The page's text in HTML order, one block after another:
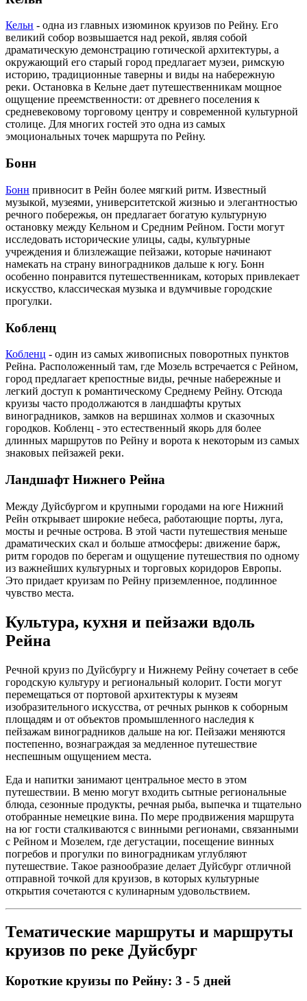
Кельн - одна из главных изюминок круизов по Рейну. Его
великий собор возвышается над рекой, являя собой
драматическую демонстрацию готической архитектуры, а
окружающий его старый город предлагает музеи, римскую
историю, традиционные таверны и виды на набережную
реки. Остановка в Кельне дает путешественникам мощное
ощущение преемственности: от древнего поселения к
средневековому торговому центру и современной культурной
столице. Для многих гостей это одна из самых
эмоциональных точек маршрута по Рейну.
Бонн
Бонн привносит в Рейн более мягкий ритм. Известный
музыкой, музеями, университетской жизнью и элегантностью
речного побережья, он предлагает богатую культурную
остановку между Кельном и Средним Рейном. Гости могут
исследовать исторические улицы, сады, культурные
учреждения и близлежащие пейзажи, которые начинают
намекать на страну виноградников дальше к югу. Бонн
особенно понравится путешественникам, которых привлекает
искусство, классическая музыка и вдумчивые городские
прогулки.
Кобленц
Кобленц - один из самых живописных поворотных пунктов
Рейна. Расположенный там, где Мозель встречается с Рейном,
город предлагает крепостные виды, речные набережные и
легкий доступ к романтическому Среднему Рейну. Отсюда
круизы часто продолжаются в ландшафты крутых
виноградников, замков на вершинах холмов и сказочных
городков. Кобленц - это естественный якорь для более
длинных маршрутов по Рейну и ворота к некоторым из самых
знаковых пейзажей реки.
Ландшафт Нижнего Рейна
Между Дуйсбургом и крупными городами на юге Нижний
Рейн открывает широкие небеса, работающие порты, луга,
мосты и речные острова. В этой части путешествия меньше
драматических скал и больше атмосферы: движение барж,
ритм городов по берегам и ощущение путешествия по одному
из важнейших культурных и торговых коридоров Европы.
Это придает круизам по Рейну приземленное, подлинное
чувство места.
Культура, кухня и пейзажи вдоль
Рейна
Речной круиз по Дуйсбургу и Нижнему Рейну сочетает в себе
городскую культуру и региональный колорит. Гости могут
перемещаться от портовой архитектуры к музеям
изобразительного искусства, от речных рынков к соборным
площадям и от объектов промышленного наследия к
пейзажам виноградников дальше на юг. Пейзажи меняются
постепенно, вознаграждая за медленное путешествие
неспешным ощущением места.
Еда и напитки занимают центральное место в этом
путешествии. В меню могут входить сытные региональные
блюда, сезонные продукты, речная рыба, выпечка и тщательно
отобранные немецкие вина. По мере продвижения маршрута
на юг гости сталкиваются с винными регионами, связанными
с Рейном и Мозелем, где дегустации, посещение винных
погребов и прогулки по виноградникам углубляют
путешествие. Такое разнообразие делает Дуйсбург отличной
отправной точкой для круизов, в которых культурные
открытия сочетаются с кулинарным удовольствием.
Тематические маршруты и маршруты
круизов по реке Дуйсбург
Короткие круизы по Рейну: 3 - 5 дней